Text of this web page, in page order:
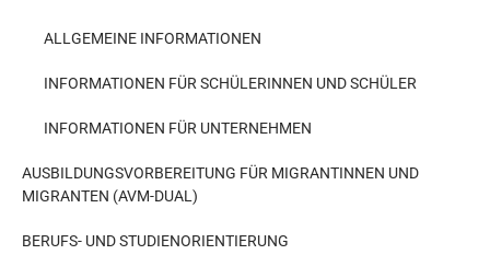
ALLGEMEINE INFORMATIONEN
INFORMATIONEN FÜR SCHÜLERINNEN UND SCHÜLER
INFORMATIONEN FÜR UNTERNEHMEN
AUSBILDUNGSVORBEREITUNG FÜR MIGRANTINNEN UND
MIGRANTEN (AVM-DUAL)
BERUFS- UND STUDIENORIENTIERUNG